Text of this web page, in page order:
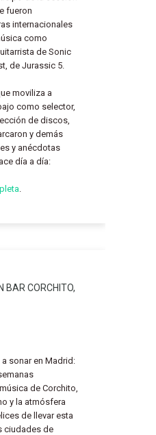
fueron
internacionales
como
de Sonic
de Jurassic 5.
moviliza a
como selector,
de discos,
y demás
y anécdotas
día a día:
BAR CORCHITO,
sonar en Madrid:
de Corchito,
y la atmósfera
de llevar esta
ciudades de